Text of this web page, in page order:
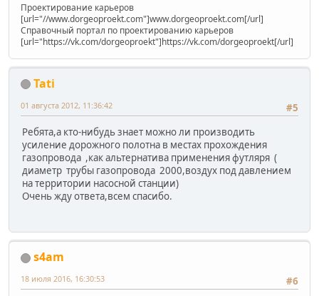
Проектирование карьеров
[url="//www.dorgeoproekt.com"]www.dorgeoproekt.com[/url]
Справочный портал по проектированию карьеров
[url="https://vk.com/dorgeoproekt"]https://vk.com/dorgeoproekt[/url]
Tati
#5
01 августа 2012, 11:36:42
Ребята,а кто-нибудь знает можно ли производить
усиление дорожного полотна в местах прохождения
газопровода ,как альтернатива применения футляря (
диаметр трубы газопровода 2000,воздух под давлением
на территории насосной станции)
Очень жду ответа,всем спасибо.
s4am
#6
18 июля 2016, 16:30:53